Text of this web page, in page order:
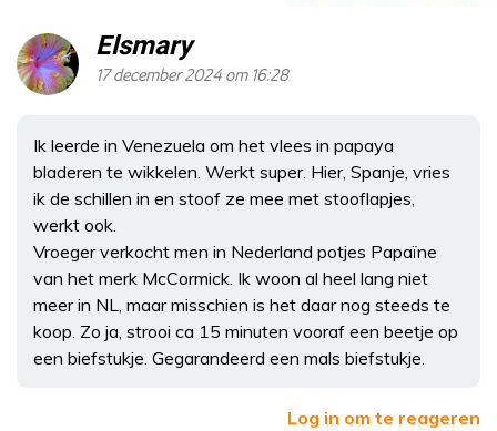
Elsmary
17 december 2024 om 16:28
Ik leerde in Venezuela om het vlees in papaya
bladeren te wikkelen. Werkt super. Hier, Spanje, vries
ik de schillen in en stoof ze mee met stooflapjes,
werkt ook.
Vroeger verkocht men in Nederland potjes Papaïne
van het merk McCormick. Ik woon al heel lang niet
meer in NL, maar misschien is het daar nog steeds te
koop. Zo ja, strooi ca 15 minuten vooraf een beetje op
een biefstukje. Gegarandeerd een mals biefstukje.
Log in om te reageren